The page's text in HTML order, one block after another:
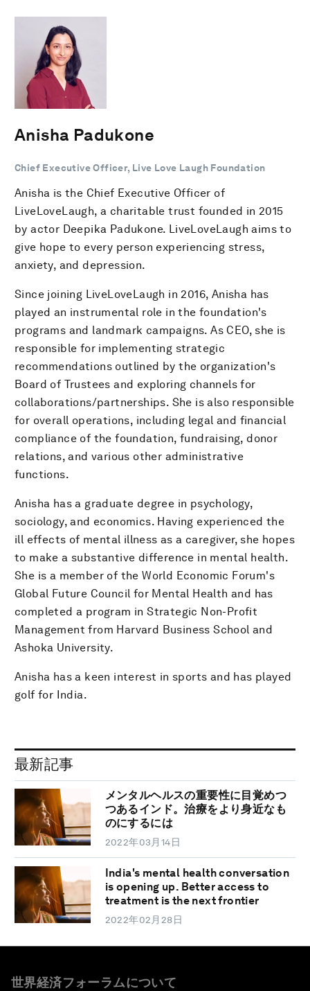
Anisha Padukone
Chief Executive Officer, Live Love Laugh Foundation
Anisha is the Chief Executive Officer of
LiveLoveLaugh, a charitable trust founded in 2015
by actor Deepika Padukone. LiveLoveLaugh aims to
give hope to every person experiencing stress,
anxiety, and depression.
Since joining LiveLoveLaugh in 2016, Anisha has
played an instrumental role in the foundation's
programs and landmark campaigns. As CEO, she is
responsible for implementing strategic
recommendations outlined by the organization's
Board of Trustees and exploring channels for
collaborations/partnerships. She is also responsible
for overall operations, including legal and financial
compliance of the foundation, fundraising, donor
relations, and various other administrative
functions.
Anisha has a graduate degree in psychology,
sociology, and economics. Having experienced the
ill effects of mental illness as a caregiver, she hopes
to make a substantive difference in mental health.
She is a member of the World Economic Forum's
Global Future Council for Mental Health and has
completed a program in Strategic Non-Profit
Management from Harvard Business School and
Ashoka University.
Anisha has a keen interest in sports and has played
golf for India.
最新記事
メンタルヘルスの重要性に目覚めつ
つあるインド。治療をより身近なも
のにするには
2022年03月14日
India's mental health conversation
is opening up. Better access to
treatment is the next frontier
2022年02月28日
世界経済フォーラムについて